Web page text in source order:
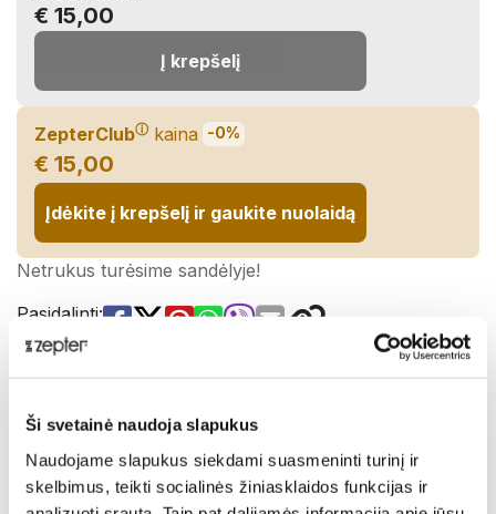
Ši svetainė naudoja slapukus
Naudojame slapukus siekdami suasmeninti turinį ir
skelbimus, teikti socialinės žiniasklaidos funkcijas ir
€ 15,00
Į krepšelį
ZepterClubⓘ kaina -0%
€ 15,00
Įdėkite į krepšelį ir gaukite nuolaidą
Netrukus turėsime sandėlyje!
Pasidalinti:
Advanced technology, top quality materials and
modern design make the Vacsy patented vacuum
system superior to anything else in its class.